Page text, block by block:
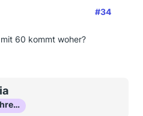
#34
60 kommt woher?
Finanzgenie (Ehrenmitglied)